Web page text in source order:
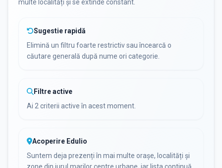
multe localități și se extinde constant.
Sugestie rapidă
Elimină un filtru foarte restrictiv sau încearcă o
căutare generală după nume ori categorie.
Filtre active
Ai 2 criterii active în acest moment.
Acoperire Edulio
Suntem deja prezenți în mai multe orașe, localități și